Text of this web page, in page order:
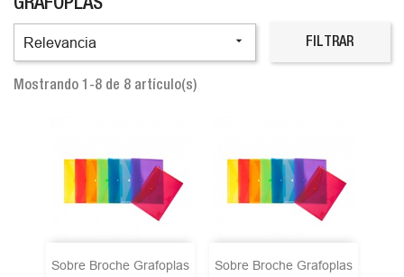
GRAFOPLAS
Relevancia  FILTRAR
Mostrando 1-8 de 8 artículo(s)
Sobre Broche Grafoplas
Sobre Broche Grafoplas